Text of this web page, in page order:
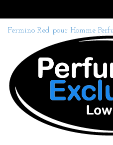
Fermino Red pour Homme